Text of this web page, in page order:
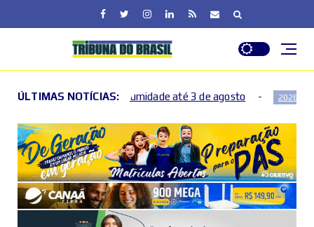
ÚLTIMAS NOTÍCIAS:
baixa umidade até 3 de agosto 2026 Hepatites virais: